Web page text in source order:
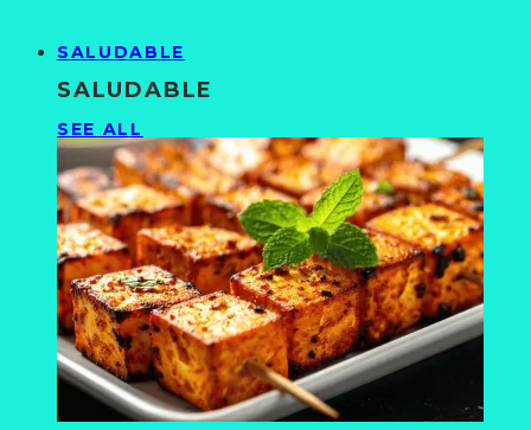
SALUDABLE
SALUDABLE
SEE ALL